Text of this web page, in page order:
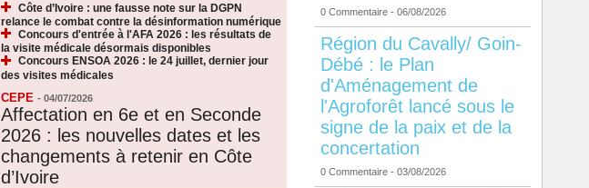
Côte d’Ivoire : une fausse note sur la DGPN
relance le combat contre la désinformation numérique
Concours d'entrée à l'AFA 2026 : les résultats de
la visite médicale désormais disponibles
Concours ENSOA 2026 : le 24 juillet, dernier jour
des visites médicales
CEPE - 04/07/2026
Affectation en 6e et en Seconde
2026 : les nouvelles dates et les
changements à retenir en Côte
d’Ivoire
0 Commentaire - 06/08/2026
Région du Cavally/ Goin-
Débé : le Plan
d'Aménagement de
l'Agroforêt lancé sous le
signe de la paix et de la
concertation
0 Commentaire - 03/08/2026